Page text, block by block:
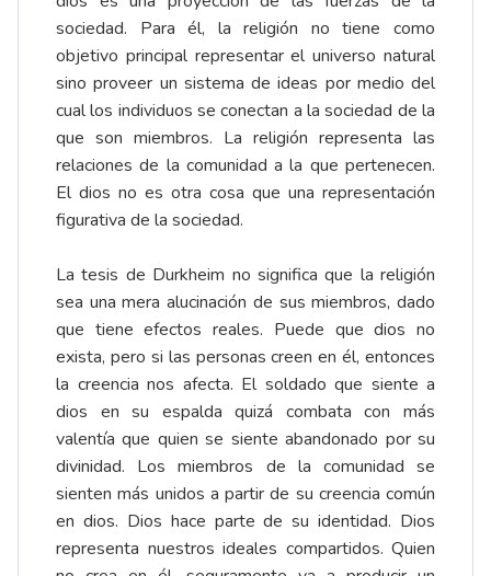
sociedad. Para él, la religión no tiene como
objetivo principal representar el universo natural
sino proveer un sistema de ideas por medio del
cual los individuos se conectan a la sociedad de la
que son miembros. La religión representa las
relaciones de la comunidad a la que pertenecen.
El dios no es otra cosa que una representación
figurativa de la sociedad.
La tesis de Durkheim no significa que la religión
sea una mera alucinación de sus miembros, dado
que tiene efectos reales. Puede que dios no
exista, pero si las personas creen en él, entonces
la creencia nos afecta. El soldado que siente a
dios en su espalda quizá combata con más
valentía que quien se siente abandonado por su
divinidad. Los miembros de la comunidad se
sienten más unidos a partir de su creencia común
en dios. Dios hace parte de su identidad. Dios
representa nuestros ideales compartidos. Quien